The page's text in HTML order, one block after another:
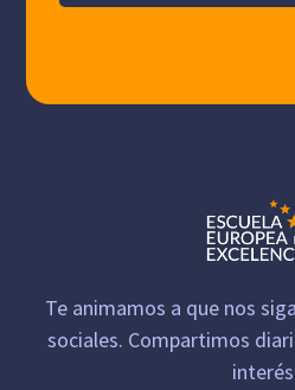
Te animamos a que nos
sociales. Compartimos